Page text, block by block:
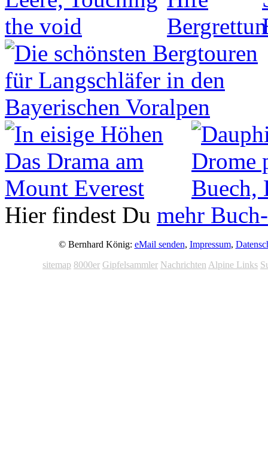
Hier findest Du mehr
© Bernhard König: eMail senden, Impressum,
sitemap 8000er Gipfelsammler Nachrichten Alpine Links